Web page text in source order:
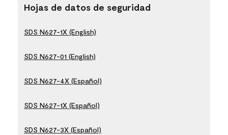
Hojas de datos de seguridad
SDS N627-1X (English)
SDS N627-01 (English)
SDS N627-4X (Español)
SDS N627-1X (Español)
SDS N627-3X (Español)